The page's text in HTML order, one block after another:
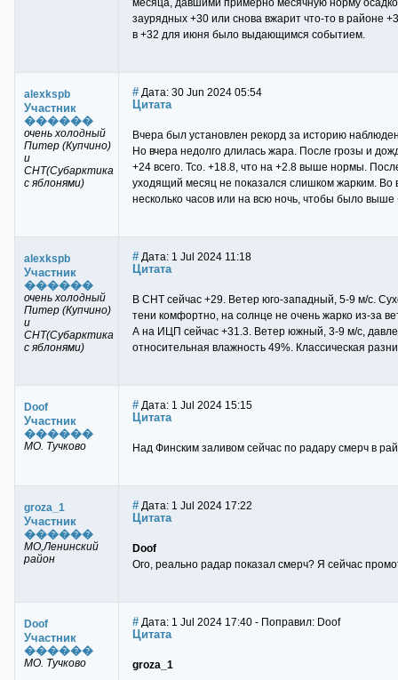
месяца, давшими примерно месячную норму
заурядных +30 или снова вжарит что-то в районе
в +32 для июня было выдающимся событием.
alexkspb
Участник
������
очень холодный
Питер (Купчино)
и
СНТ(Субарктика
с яблонями)
# Дата: 30 Jun 2024 05:54
Цитата
Вчера был установлен рекорд за историю
Но вчера недолго длилась жара. После грозы и
+24 всего. Тсо. +18.8, что на +2.8 выше нормы.
уходящий месяц не показался слишком жарким.
несколько часов или на всю ночь, чтобы было выше
alexkspb
Участник
������
очень холодный
Питер (Купчино)
и
СНТ(Субарктика
с яблонями)
# Дата: 1 Jul 2024 11:18
Цитата
В СНТ сейчас +29. Ветер юго-западный, 5-9 м/с.
тени комфортно, на солнце не очень жарко из-за
А на ИЦП сейчас +31.3. Ветер южный, 3-9 м/с,
относительная влажность 49%. Классическая
Doof
Участник
������
МО. Тучково
# Дата: 1 Jul 2024 15:15
Цитата
Над Финским заливом сейчас по радару смерч в
groza_1
Участник
������
МО,Ленинский
район
# Дата: 1 Jul 2024 17:22
Цитата
Doof
Ого, реально радар показал смерч? Я сейчас
Doof
Участник
������
МО. Тучково
# Дата: 1 Jul 2024 17:40 - Поправил: Doof
Цитата
groza_1